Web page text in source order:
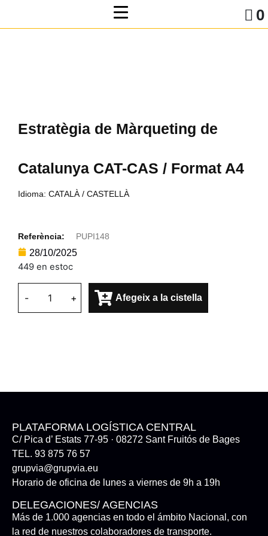
0
Estratègia de Màrqueting de
Catalunya CAT-CAS / Format A4
Idioma: CATALÀ / CASTELLÀ
Referència: PUPI148
28/10/2025
449 en estoc
- + Afegeix a la cistella
PLATAFORMA LOGÍSTICA CENTRAL
C/ Pica d’ Estats 77-95 · 08272 Sant Fruitós de Bages
TEL. 93 875 76 57
grupvia@grupvia.eu
Horario de oficina de lunes a viernes de 9h a 19h
DELEGACIONES/ AGENCIAS
Más de 1.000 agencias en todo el ámbito Nacional, con
la red de nuestros colaboradores de transporte.